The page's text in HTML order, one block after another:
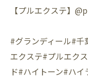
【プルエクステ】
#グランディール#
エクステ#プルエク
ド#ハイトーン#ハ